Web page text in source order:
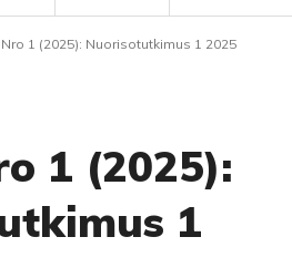
1 (2025): Nuorisotutkimus 1 2025
1 (2025):
1